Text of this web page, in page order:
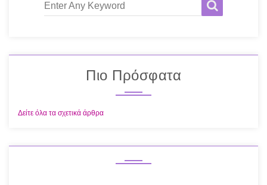
Enter Any Keyword
Πιο Πρόσφατα
Δείτε όλα τα σχετικά άρθρα